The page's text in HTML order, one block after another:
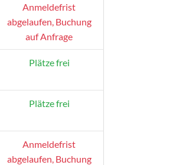
Anmeldefrist
abgelaufen, Buchung
auf Anfrage
Plätze frei
Plätze frei
Anmeldefrist
abgelaufen, Buchung